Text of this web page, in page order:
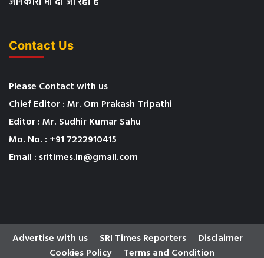
Contact Us
Please Contact with us
Chief Editor : Mr. Om Prakash Tripathi
Editor : Mr. Sudhir Kumar Sahu
Mo. No. : +91 7222910415
Email : sritimes.in@gmail.com
Advertise with us SRI Times Reporters
Disclaimer
Cookies Policy
Terms and Condition